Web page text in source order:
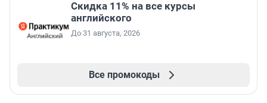
Скидка 11% на все курсы
английского
До 31 августа, 2026
Все промокоды